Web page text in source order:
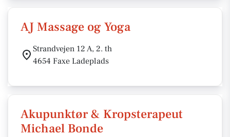
AJ Massage og Yoga
Strandvejen 12 A, 2. th
4654 Faxe Ladeplads
Akupunktør & Kropsterapeut
Michael Bonde